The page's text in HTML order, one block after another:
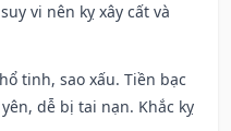
vi nên kỵ xây cất và
tinh, sao xấu. Tiền bạc
dễ bị tai nạn. Khắc kỵ